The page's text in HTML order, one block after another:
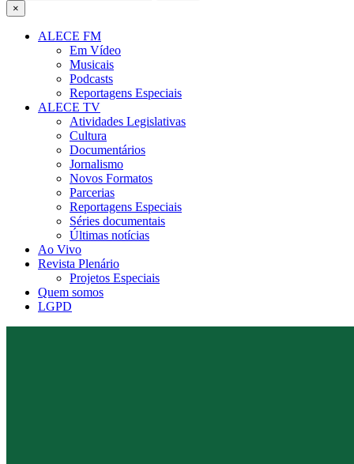
×
ALECE FM
Em Vídeo
Musicais
Podcasts
Reportagens Especiais
ALECE TV
Atividades Legislativas
Cultura
Documentários
Jornalismo
Novos Formatos
Parcerias
Reportagens Especiais
Séries documentais
Últimas notícias
Ao Vivo
Revista Plenário
Projetos Especiais
Quem somos
LGPD